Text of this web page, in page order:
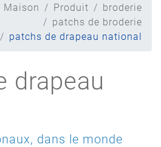
Maison Produit
broderie
patchs de broderie
patchs de drapeau national
drapeau
dans le monde